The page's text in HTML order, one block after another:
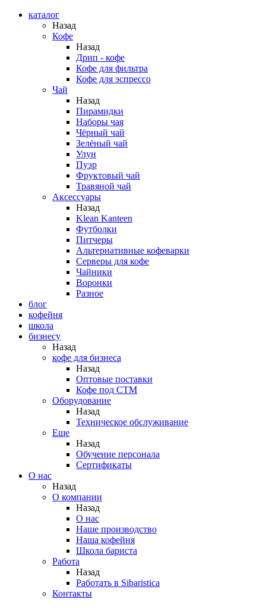
каталог
Назад
Кофе
Назад
Дрип - кофе
Кофе для фильтра
Кофе для эспрессо
Чай
Назад
Пирамидки
Наборы чая
Чёрный чай
Зелёный чай
Улун
Пуэр
Фруктовый чай
Травяной чай
Аксессуары
Назад
Klean Kanteen
Футболки
Питчеры
Альтернативные кофеварки
Серверы для кофе
Чайники
Воронки
Разное
блог
кофейня
школа
бизнесу
Назад
кофе для бизнеса
Назад
Оптовые поставки
Кофе под СТМ
Оборудование
Назад
Техническое обслуживание
Еще
Назад
Обучение персонала
Сертификаты
О нас
Назад
O компании
Назад
О нас
Наше производство
Наша кофейня
Школа бариста
Работа
Назад
Работать в Sibaristica
Контакты